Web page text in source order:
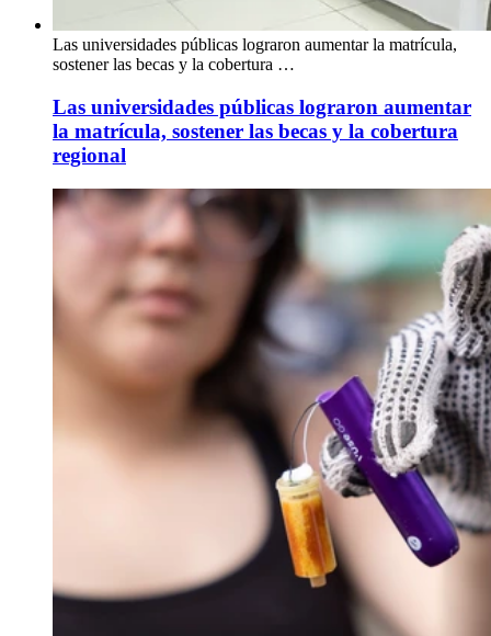
Las universidades públicas lograron aumentar la matrícula,
sostener las becas y la cobertura …
Las universidades públicas lograron aumentar
la matrícula, sostener las becas y la cobertura
regional